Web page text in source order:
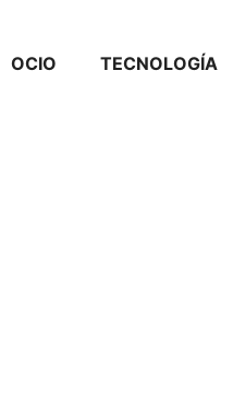
OCIO TECNOLOGÍA